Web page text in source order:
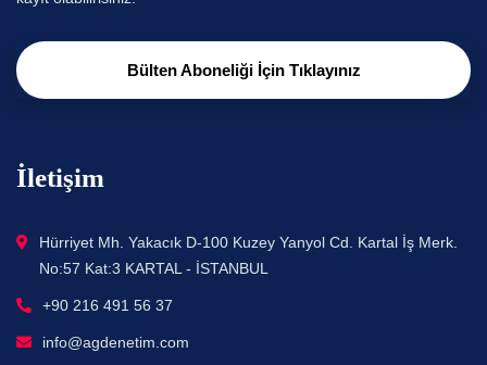
Bülten Aboneliği İçin Tıklayınız
İletişim
Hürriyet Mh. Yakacık D-100 Kuzey Yanyol Cd. Kartal İş Merk.
No:57 Kat:3 KARTAL - İSTANBUL
+90 216 491 56 37
info@agdenetim.com